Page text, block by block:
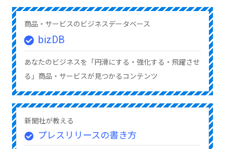
商品・サービスのビジネスデータベース
bizDB
あなたのビジネスを「円滑にする・強化する・飛躍させ
る」商品・サービスが見つかるコンテンツ
新聞社が教える
プレスリリースの書き方